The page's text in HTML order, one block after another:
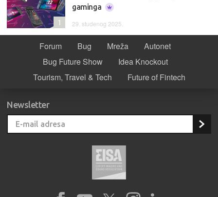
gaminga
29. studenog 2025.
1
Forum Bug Mreža
Autonet
Bug Future Show
Idea Knockout
Tourism, Travel & Tech
Future of Fintech
Newsletter